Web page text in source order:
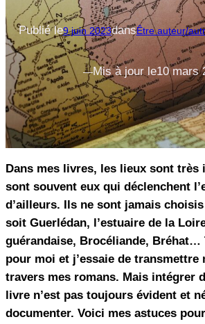
Publié le9 juin 2023dansÊtre auteur/
—Mis à jour le10 mars
Dans mes livres, les lieux sont très
sont souvent eux qui déclenchent
d’ailleurs. Ils ne sont jamais
soit Guerlédan, l’estuaire de la
guérandaise, Brocéliande, Bréhat…
pour moi et j’essaie de transmettre
travers mes romans. Mais intégrer
livre n’est pas toujours évident et
documenter. Voici mes astuces